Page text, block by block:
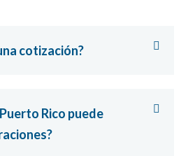
cotización?
Rico puede